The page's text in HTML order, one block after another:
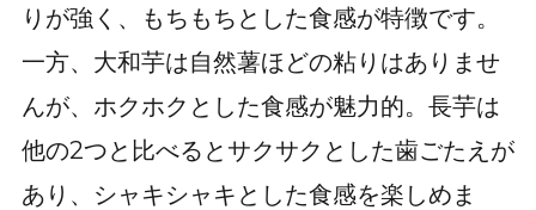
りが強く、もちもちとした食感が特徴です。
一方、大和芋は自然薯ほどの粘りはありませ
んが、ホクホクとした食感が魅力的。長芋は
他の2つと比べるとサクサクとした歯ごたえが
あり、シャキシャキとした食感を楽しめま